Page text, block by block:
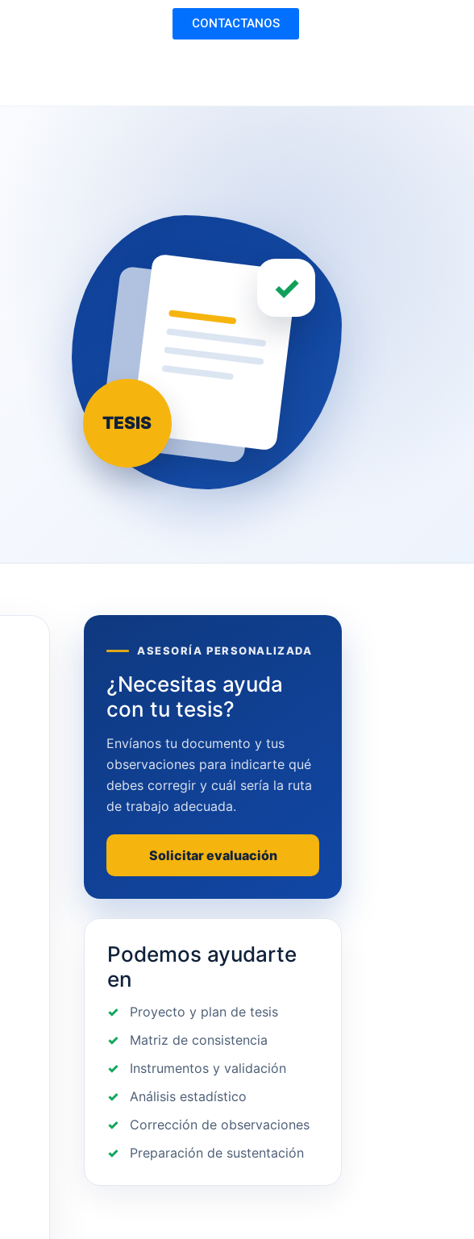
CONTACTANOS
✓
TESIS
ASESORÍA PERSONALIZADA
¿Necesitas ayuda
con tu tesis?
Envíanos tu documento y tus
observaciones para indicarte qué
debes corregir y cuál sería la ruta
de trabajo adecuada.
Solicitar evaluación
Podemos ayudarte
en
Proyecto y plan de tesis
Matriz de consistencia
Instrumentos y validación
Análisis estadístico
Corrección de observaciones
Preparación de sustentación